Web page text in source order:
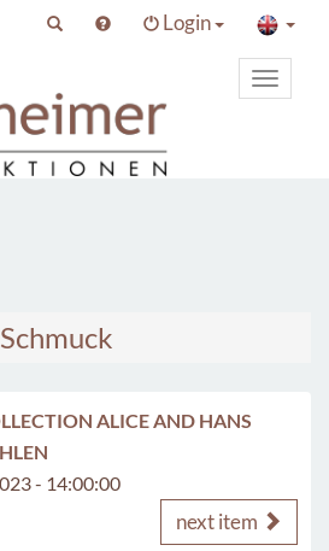
Login
Toggle
Schmuck
ALICE AND HANS
- 14:00:00
next item